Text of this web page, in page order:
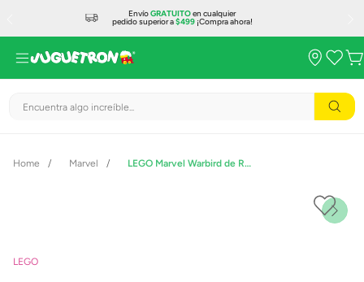
EnvíoGRATUITOen cualquier
pedido superior a$499¡Compra ahora!
Encuentra algo increíble...
Marvel LEGO Marvel Warbird de Rocket vs. Ronan 76278
LEGO